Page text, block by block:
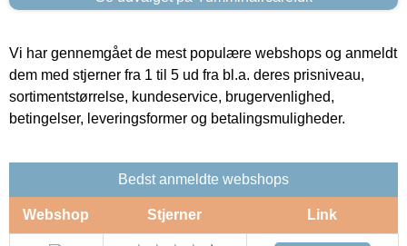
Vi har gennemgået de mest populære webshops og anmeldt
dem med stjerner fra 1 til 5 ud fra bl.a. deres prisniveau,
sortimentstørrelse, kundeservice, brugervenlighed,
betingelser, leveringsformer og betalingsmuligheder.
Bedst anmeldte webshops
Webshop Stjerner Link